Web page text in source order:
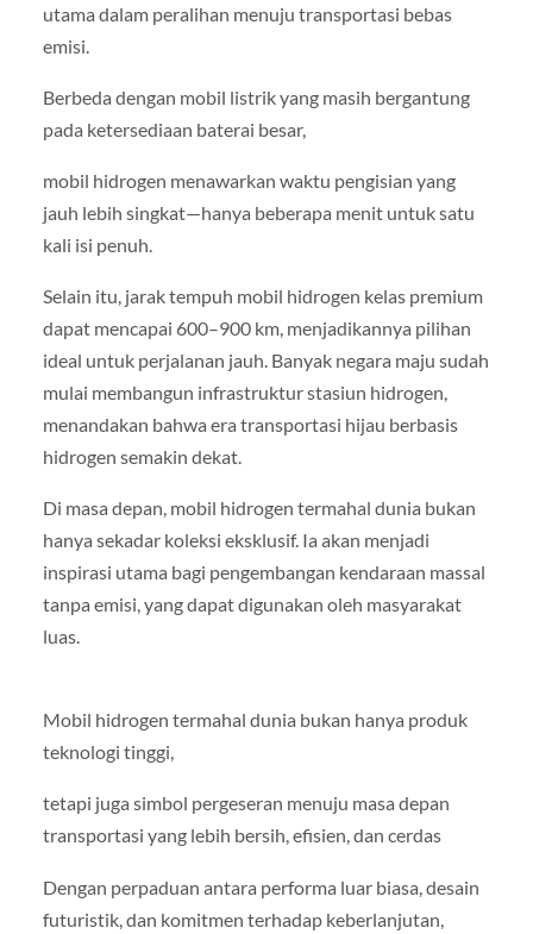
utama dalam peralihan menuju transportasi bebas
emisi.
Berbeda dengan mobil listrik yang masih bergantung
pada ketersediaan baterai besar,
mobil hidrogen menawarkan waktu pengisian yang
jauh lebih singkat—hanya beberapa menit untuk satu
kali isi penuh.
Selain itu, jarak tempuh mobil hidrogen kelas premium
dapat mencapai 600–900 km, menjadikannya pilihan
ideal untuk perjalanan jauh. Banyak negara maju sudah
mulai membangun infrastruktur stasiun hidrogen,
menandakan bahwa era transportasi hijau berbasis
hidrogen semakin dekat.
Di masa depan, mobil hidrogen termahal dunia bukan
hanya sekadar koleksi eksklusif. Ia akan menjadi
inspirasi utama bagi pengembangan kendaraan massal
tanpa emisi, yang dapat digunakan oleh masyarakat
luas.
Mobil hidrogen termahal dunia bukan hanya produk
teknologi tinggi,
tetapi juga simbol pergeseran menuju masa depan
transportasi yang lebih bersih, efisien, dan cerdas
Dengan perpaduan antara performa luar biasa, desain
futuristik, dan komitmen terhadap keberlanjutan,